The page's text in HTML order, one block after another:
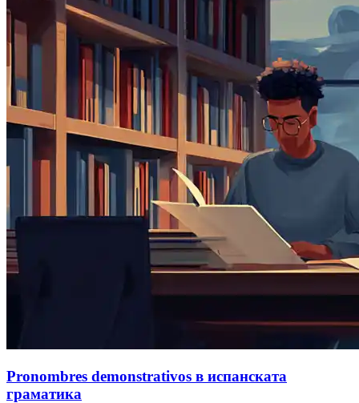
Pronombres demonstrativos в испанската
граматика